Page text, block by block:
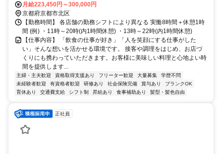
月給223,450円～300,000円
京都府京都市北区
【勤務時間】 各店舗の勤務シフトにより異なる 実働8時間＋休憩1時
間 (例) ・11時～20時(内1時間休憩) ・13時～22時(内1時間休憩)
【仕事内容】 「飲食の仕事が好き」「人を笑顔にする仕事がした
い」そんな想いを活かせる環境です。 接客や調理をはじめ、お店づ
くりにも携わっていただきます。お客様に美味しい料理と心地よい時
間を提供します...
主婦・主夫歓迎 資格取得支援あり フリーター歓迎 大量募集
学歴不問
未経験者歓迎
有資格者歓迎 研修あり 社会保険完備 賞与あり
ブランクOK
育休あり
交通費支給 シフト制 昇給あり 食事補助あり 髪型・髪色自由
正社員